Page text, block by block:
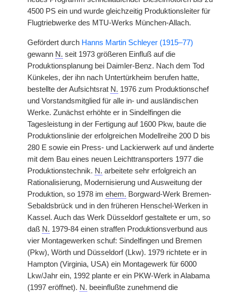
4500 PS ein und wurde gleichzeitig Produktionsleiter für
Flugtriebwerke des MTU-Werks München-Allach.
Gefördert durch Hanns Martin Schleyer (1915–77)
gewann N. seit 1973 größeren Einfluß auf die
Produktionsplanung bei Daimler-Benz. Nach dem Tod
Künkeles, der ihn nach Untertürkheim berufen hatte,
bestellte der Aufsichtsrat N. 1976 zum Produktionschef
und Vorstandsmitglied für alle in- und ausländischen
Werke. Zunächst erhöhte er in Sindelfingen die
Tagesleistung in der Fertigung auf 1600 Pkw, baute die
Produktionslinie der erfolgreichen Modellreihe 200 D bis
280 E sowie ein Press- und Lackierwerk auf und änderte
mit dem Bau eines neuen Leichttransporters 1977 die
Produktionstechnik. N. arbeitete sehr erfolgreich an
Rationalisierung, Modernisierung und Ausweitung der
Produktion, so 1978 im ehem. Borgward-Werk Bremen-
Sebaldsbrück und in den früheren Henschel-Werken in
Kassel. Auch das Werk Düsseldorf gestaltete er um, so
daß N. 1979-84 einen straffen Produktionsverbund aus
vier Montagewerken schuf: Sindelfingen und Bremen
(Pkw), Wörth und Düsseldorf (Lkw). 1979 richtete er in
Hampton (Virginia, USA) ein Montagewerk für 6000
Lkw/Jahr ein, 1992 plante er ein PKW-Werk in Alabama
(1997 eröffnet). N. beeinflußte zunehmend die